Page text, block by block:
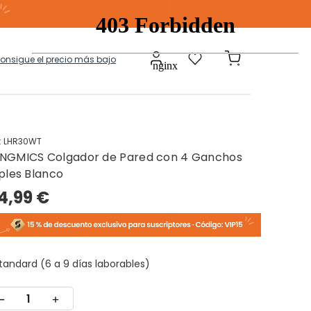
el precio más bajo
Modulares
Ropa Sucia Baules Ottoman
LHR30WT
Colgador de Pared con 4 Ganchos
Blanco
€
(6 a 9 días laborables)